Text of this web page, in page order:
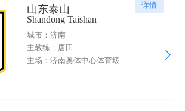
详情
山东泰山
Shandong Taishan
城市：济南
主教练：唐田
主场：济南奥体中心体育场